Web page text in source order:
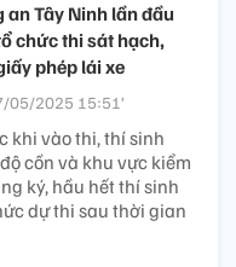
an Tây Ninh lần đầu
chức thi sát hạch,
phép lái xe
05/2025 15:51’
khi vào thi, thí sinh
cồn và khu vực kiểm
ký, hầu hết thí sinh
dự thi sau thời gian